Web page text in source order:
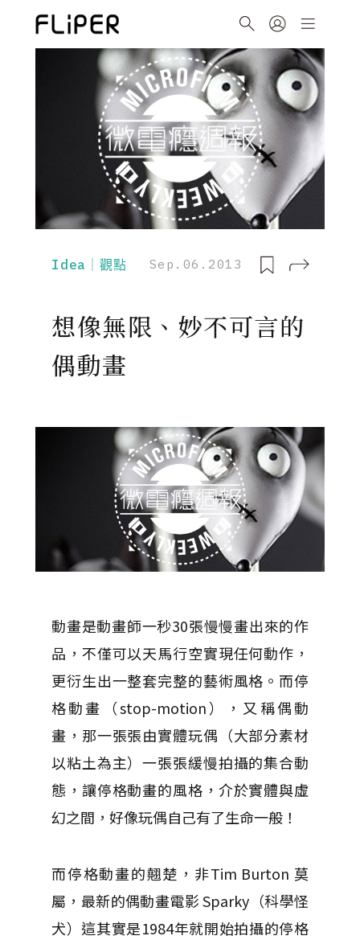
Idea｜觀點 Sep.06.2013
想像無限、妙不可言的
偶動畫
動畫是動畫師一秒30張慢慢畫出來的作
品，不僅可以天馬行空實現任何動作，
更衍生出一整套完整的藝術風格。而停
格動畫（stop-motion），又稱偶動
畫，那一張張由實體玩偶（大部分素材
以粘土為主）一張張緩慢拍攝的集合動
態，讓停格動畫的風格，介於實體與虛
幻之間，好像玩偶自己有了生命一般！
而停格動畫的翹楚，非Tim Burton 莫
屬，最新的偶動畫電影 Sparky（科學怪
犬）這其實是1984年就開始拍攝的停格